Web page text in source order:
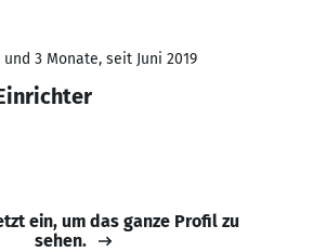
und 3 Monate, seit Juni 2019
ein, um das ganze Profil zu
sehen.